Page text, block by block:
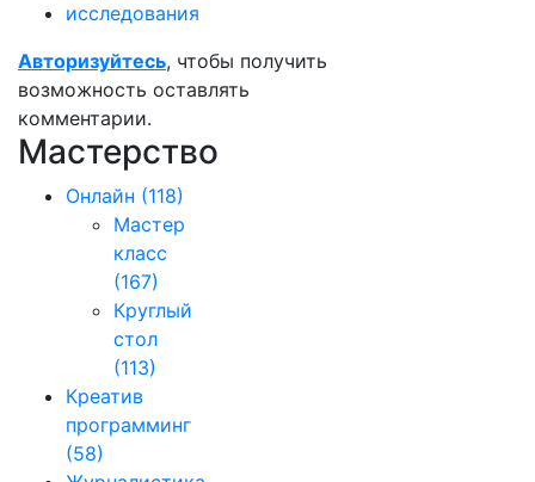
исследования
Авторизуйтесь, чтобы получить
возможность оставлять
комментарии.
Мастерство
Онлайн (118)
Мастер
класс
(167)
Круглый
стол
(113)
Креатив
программинг
(58)